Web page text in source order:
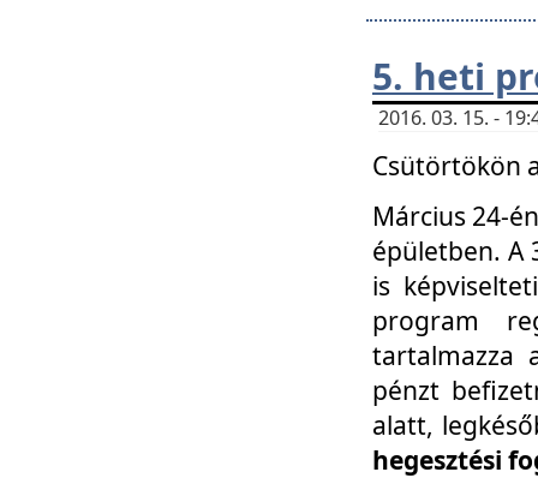
5. heti
2016. 03. 15. -
Csütörtökön
Március 24-
épületben. A
is
program
tartalmazza
pénzt
alatt,
hegesztési